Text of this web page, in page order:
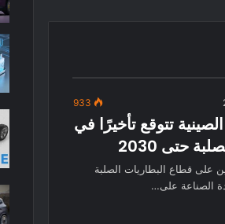
933
تتوقع تأخيرًا في
حتى 2030
على قطاع البطاريات الصلبة
الصناعة على…